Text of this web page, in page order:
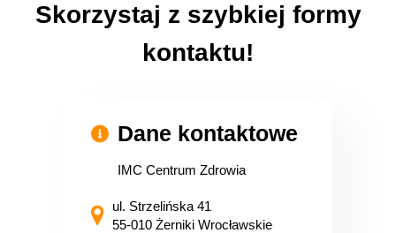
Skorzystaj z szybkiej formy
kontaktu!
Dane kontaktowe
IMC Centrum Zdrowia
ul. Strzelińska 41
55-010 Żerniki Wrocławskie